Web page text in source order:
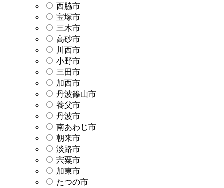
西脇市
宝塚市
三木市
高砂市
川西市
小野市
三田市
加西市
丹波篠山市
養父市
丹波市
南あわじ市
朝来市
淡路市
宍粟市
加東市
たつの市